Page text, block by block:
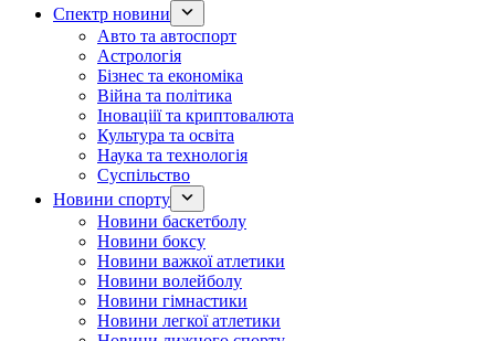
Спектр новини
Авто та автоспорт
Астрологія
Бізнес та економіка
Війна та політика
Іноваціії та криптовалюта
Культура та освіта
Наука та технологія
Суспільство
Новини спорту
Новини баскетболу
Новини боксу
Новини важкої атлетики
Новини волейболу
Новини гімнастики
Новини легкої атлетики